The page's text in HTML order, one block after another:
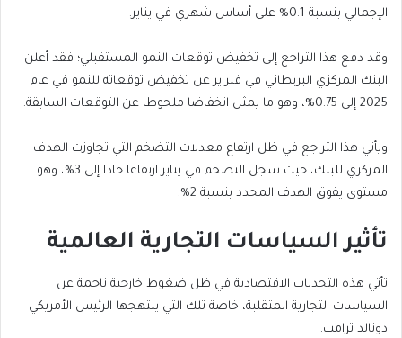
الإجمالي بنسبة 0.1% على أساس شهري في يناير.
وقد دفع هذا التراجع إلى تخفيض توقعات النمو المستقبلي؛ فقد أعلن
البنك المركزي البريطاني في فبراير عن تخفيض توقعاته للنمو في عام
2025 إلى 0.75%، وهو ما يمثل انخفاضا ملحوظا عن التوقعات السابقة.
ويأتي هذا التراجع في ظل ارتفاع معدلات التضخم التي تجاوزت الهدف
المركزي للبنك، حيث سجل التضخم في يناير ارتفاعا حادا إلى 3%، وهو
مستوى يفوق الهدف المحدد بنسبة 2%.
تأثير السياسات التجارية العالمية
تأتي هذه التحديات الاقتصادية في ظل ضغوط خارجية ناجمة عن
السياسات التجارية المتقلبة، خاصة تلك التي ينتهجها الرئيس الأمريكي
دونالد ترامب.